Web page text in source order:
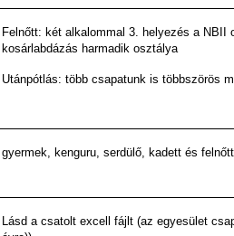
Felnőtt: két alkalommal 3. helyezés a NBII
kosárlabdázás harmadik osztálya
Utánpótlás: több csapatunk is többszörös
gyermek, kenguru, serdülő, kadett és felnőtt
Lásd a csatolt excell fájlt (az egyesület